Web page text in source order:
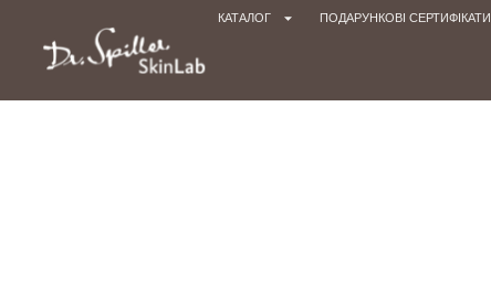
КАТАЛОГ ПОДАРУНКОВІ СЕРТИФІКАТИ